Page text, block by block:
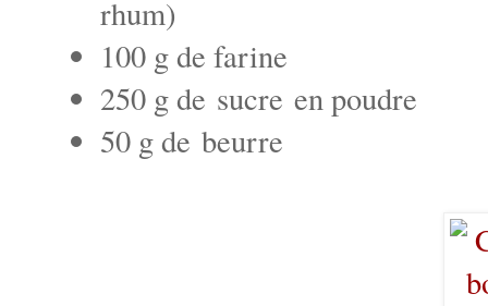
rhum)
100 g de farine
250 g de sucre en poudre
50 g de beurre